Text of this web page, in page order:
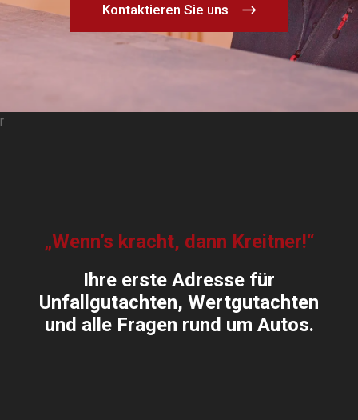
Kontaktieren Sie uns
r
„Wenn’s kracht, dann Kreitner!“
Ihre erste Adresse für
Unfallgutachten, Wertgutachten
und alle Fragen rund um Autos.